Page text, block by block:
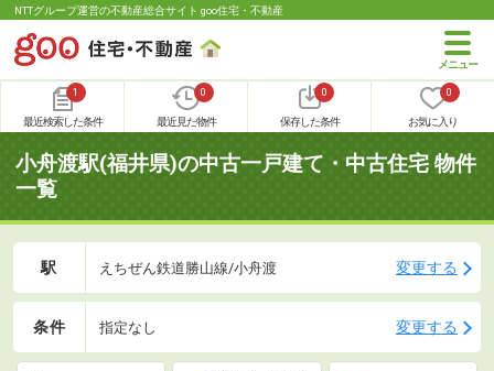
NTTグループ運営の不動産総合サイト goo住宅・不動産
1
最近検索した条件
0
最近見た物件
0
保存した条件
0
お気に入り
小舟渡駅(福井県)の中古一戸建て・中古住宅 物件
一覧
駅 えちぜん鉄道勝山線/小舟渡 変更する
条件 指定なし 変更する